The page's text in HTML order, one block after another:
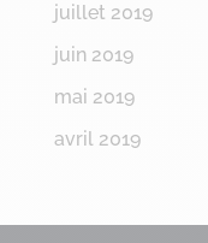
juillet 2019
juin 2019
mai 2019
avril 2019